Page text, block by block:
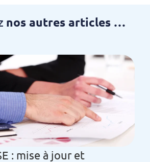
nos autres articles …
: mise à jour et